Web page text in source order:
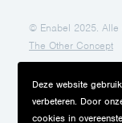
© Enabel 2025. Alle
The Other Concept
Deze website
verbeteren. Door
cookies in